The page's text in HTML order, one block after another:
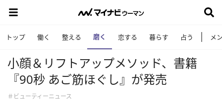
トップ 働く 整える 磨く 恋する 暮らす 占う メ
小顔＆リフトアップメソッド、書籍
『90秒 あご筋ほぐし』が発売
＃ビューティーニュース